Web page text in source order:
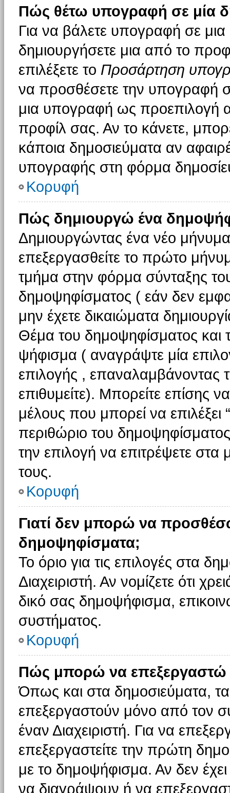
Πώς θέτω υπογραφή σε μία
Για να βάλετε υπογραφή σε
δημιουργήσετε μια από το
επιλέξετε το Προσάρτηση
να προσθέσετε την υπογραφή
μια υπογραφή ως προεπιλογή
προφίλ σας. Αν το κάνετε,
κάποια δημοσιεύματα αν
υπογραφής στη φόρμα
Κορυφή
Πώς δημιουργώ ένα
Δημιουργώντας ένα νέο
επεξεργασθείτε το πρώτο
τμήμα στην φόρμα σύνταξης
δημοψηφίσματος ( εάν δεν
μην έχετε δικαιώματα
Θέμα του δημοψηφίσματος και
ψήφισμα ( αναγράψτε μία
επιλογής , επαναλαμβάνοντας
επιθυμείτε). Μπορείτε επίσης
μέλους που μπορεί να επιλέξει
περιθώριο του
την επιλογή να επιτρέψετε στα
τους.
Κορυφή
Γιατί δεν μπορώ να
δημοψηφίσματα;
Το όριο για τις επιλογές στα
Διαχειριστή. Αν νομίζετε ότι
δικό σας δημοψήφισμα,
συστήματος.
Κορυφή
Πώς μπορώ να
Όπως και στα δημοσιεύματα,
επεξεργαστούν μόνο από τον
έναν Διαχειριστή. Για να
επεξεργαστείτε την πρώτη
με το δημοψήφισμα. Αν δεν
να διαγράψουν ή να